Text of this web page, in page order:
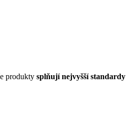
produkty splňují nejvyšší standardy